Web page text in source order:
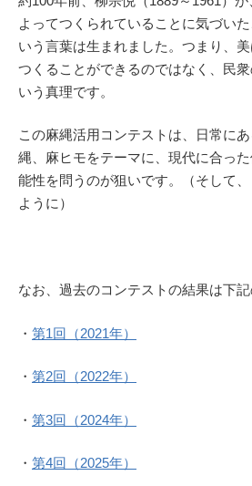
よってつくられていることに気づい
いう言葉は生まれました。つまり、
つくることができるのではなく、民
いう真理です。
この麻縄活用コンテストは、日常に
縄、麻ヒモをテーマに、現代に合っ
能性を問うのが狙いです。（そして
ように）
なお、過去のコンテストの結果は下記
・ 第1回（2021年）
・ 第2回（2022年）
・ 第3回（2024年）
・ 第4回（2025年）